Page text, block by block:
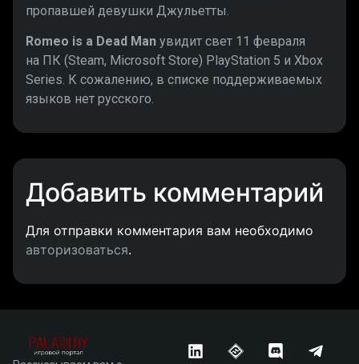
пропавшей девушки Джульетты.
Romeo is a Dead Man увидит свет 11 февраля
на ПК (Steam, Microsoft Store) PlayStation 5 и Xbox
Series. К сожалению, в списке поддерживаемых
языков нет русского.
Добавить комментарий
Для отправки комментария вам необходимо
авторизоваться.